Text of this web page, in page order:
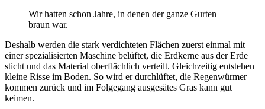
Wir hatten schon Jahre, in denen der ganze Gurten
braun war.
Deshalb werden die stark verdichteten Flächen zuerst einmal mit
einer spezialisierten Maschine belüftet, die Erdkerne aus der Erde
sticht und das Material oberflächlich verteilt. Gleichzeitig entstehen
kleine Risse im Boden. So wird er durchlüftet, die Regenwürmer
kommen zurück und im Folgegang ausgesätes Gras kann gut
keimen.